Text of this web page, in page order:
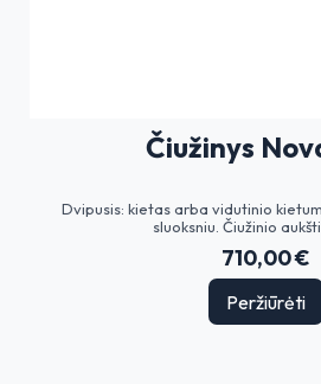
Čiužinys
Dvipusis: kietas arba vidutinio
sluoksniu. Čiužinio
710,00 €
Peržiūrėti